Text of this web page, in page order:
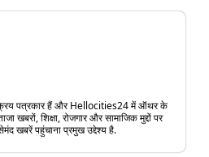
पत्रकार हैं और Hellocities24 में ऑथर के
खबरों, शिक्षा, रोजगार और सामाजिक मुद्दों पर
खबरें पहुंचाना प्रमुख उद्देश्य है.